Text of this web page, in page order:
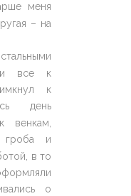
меня
– на
все к
к
день
венкам,
гроба и
в то
о